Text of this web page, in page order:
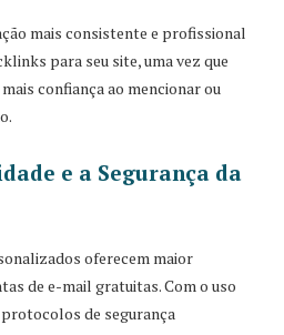
mais consistente e profissional
para seu site, uma vez que
confiança ao mencionar ou
e a Segurança da
oferecem maior
de e-mail gratuitas. Com o uso
de segurança